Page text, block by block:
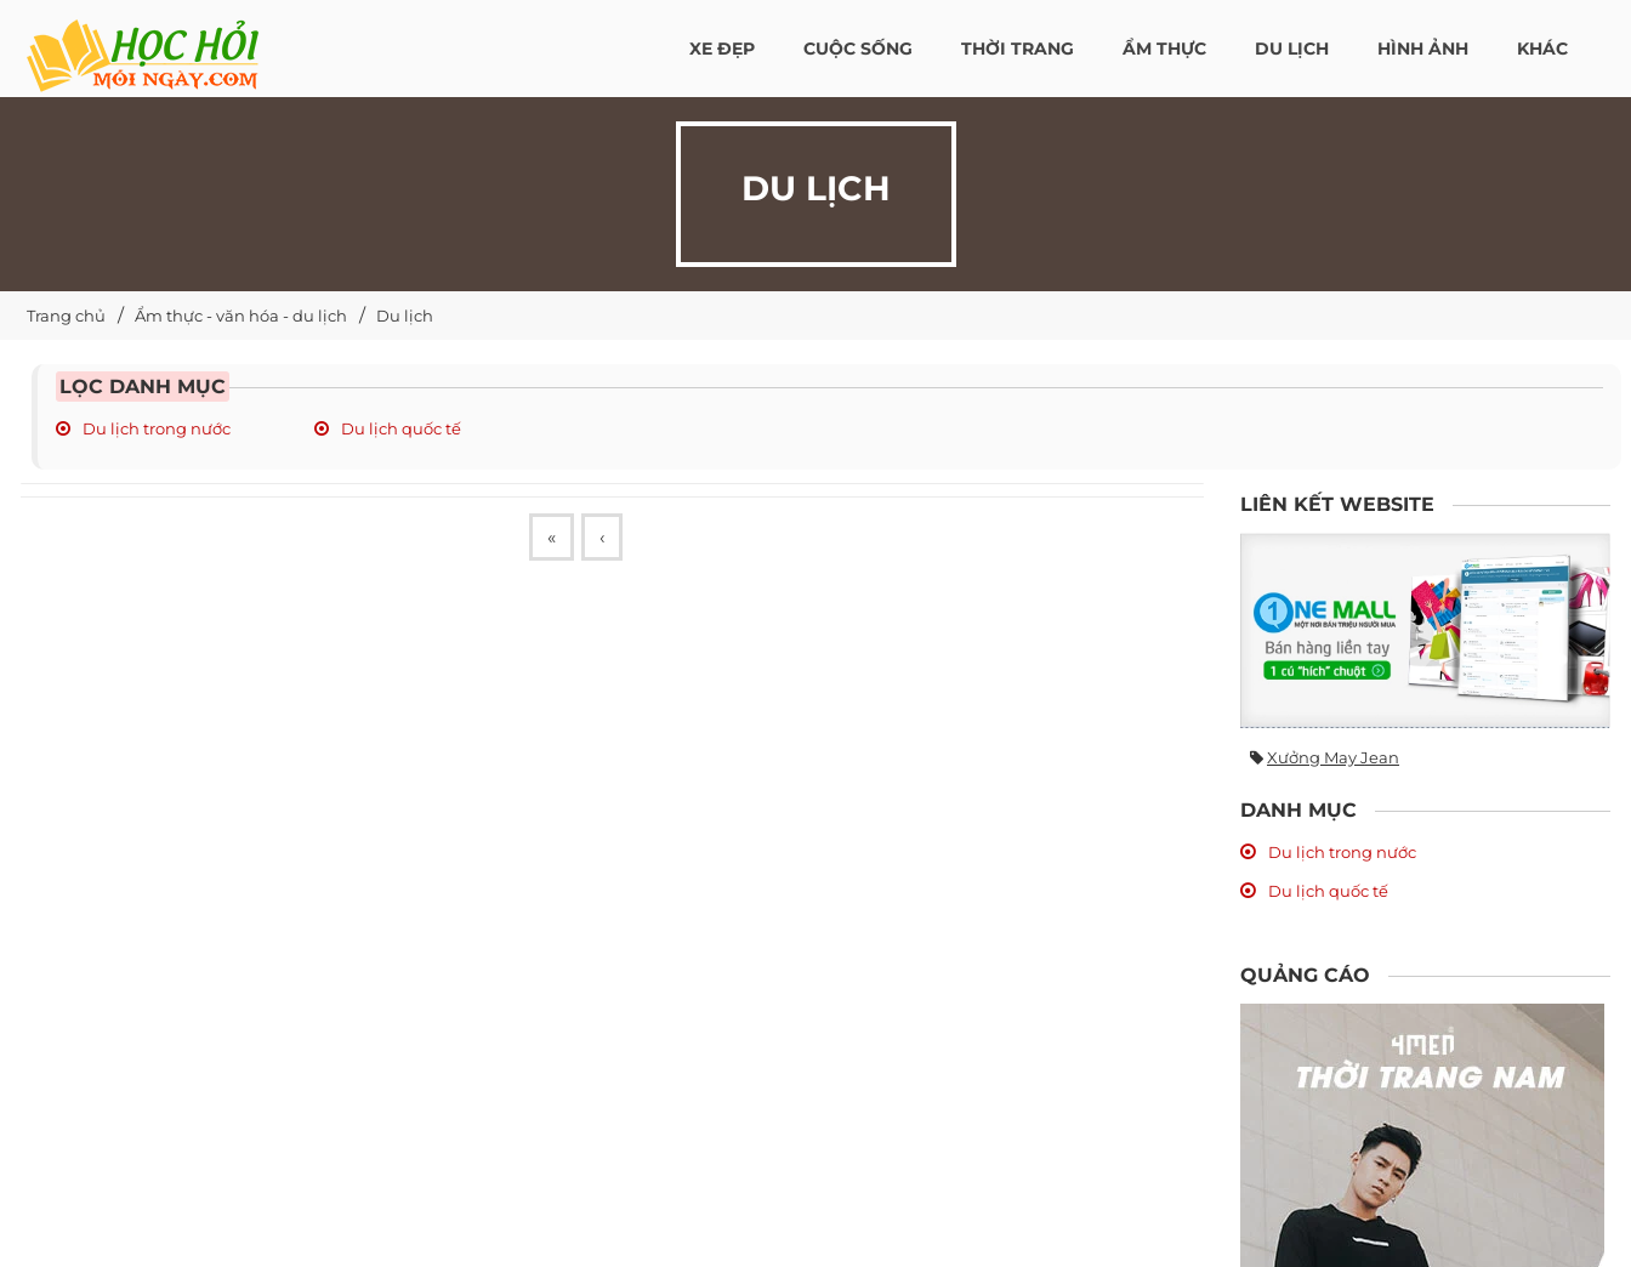
XE ĐẸP CUỘC SỐNG THỜI TRANG ẨM THỰC DU LỊCH HÌNH ẢNH KHÁC
DU LỊCH
Trang chủ Ẩm thực - văn hóa - du lịch Du lịch
LỌC DANH MỤC
Du lịch trong nước Du lịch quốc tế
« ‹
LIÊN KẾT WEBSITE
Xưởng May Jean
DANH MỤC
Du lịch trong nước
Du lịch quốc tế
QUẢNG CÁO